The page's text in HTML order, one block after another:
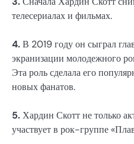
телесериалах и фильмах.
4.В 2019 году он сыграл
экранизации молодежного
Эта роль сделала его
новых фанатов.
5.Хардин Скотт не только
участвует в рок-группе